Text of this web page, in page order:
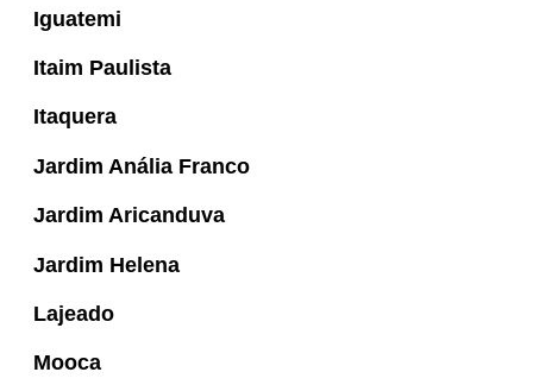
Iguatemi
Itaim Paulista
Itaquera
Jardim Anália Franco
Jardim Aricanduva
Jardim Helena
Lajeado
Mooca